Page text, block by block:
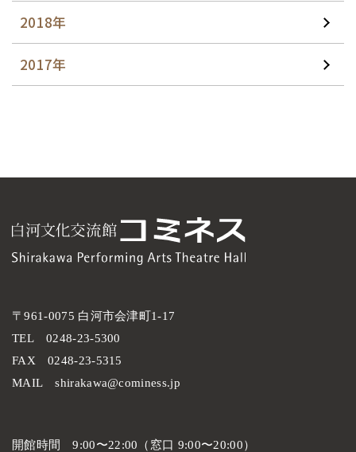
2018年
2017年
開館時間
9:00〜22:00（窓口 9:00〜20:00）
〒961-0075 白河市会津町1-17
TEL
0248-23-5300
FAX
0248-23-5315
MAIL
shirakawa@cominess.jp